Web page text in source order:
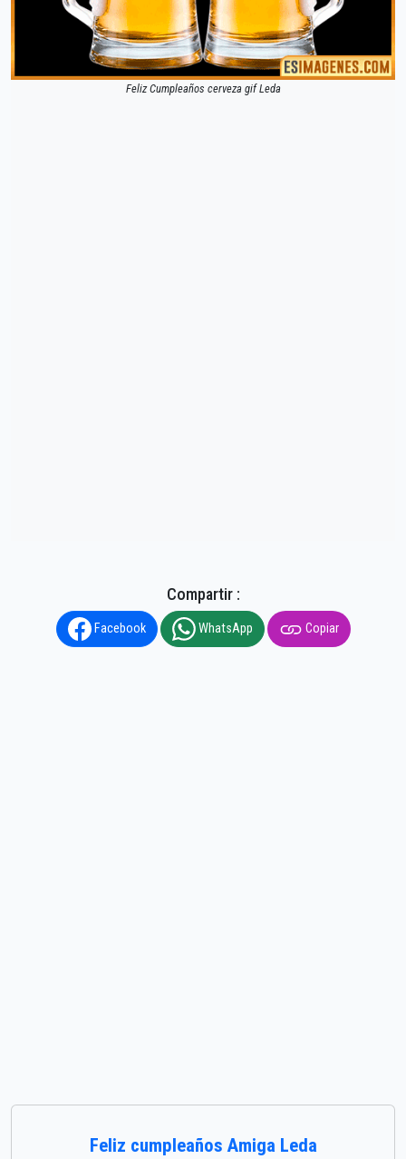
Feliz Cumpleaños cerveza gif Leda
Compartir :
Facebook WhatsApp Copiar
Feliz cumpleaños Amiga Leda